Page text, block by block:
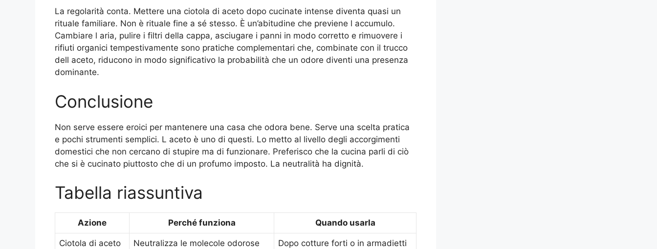
La regolarità conta. Mettere una ciotola di aceto dopo cucinate intense diventa quasi un
rituale familiare. Non è rituale fine a sé stesso. È un’abitudine che previene l accumulo.
Cambiare l aria, pulire i filtri della cappa, asciugare i panni in modo corretto e rimuovere i
rifiuti organici tempestivamente sono pratiche complementari che, combinate con il trucco
dell aceto, riducono in modo significativo la probabilità che un odore diventi una presenza
dominante.
Conclusione
Non serve essere eroici per mantenere una casa che odora bene. Serve una scelta pratica
e pochi strumenti semplici. L aceto è uno di questi. Lo metto al livello degli accorgimenti
domestici che non cercano di stupire ma di funzionare. Preferisco che la cucina parli di ciò
che si è cucinato piuttosto che di un profumo imposto. La neutralità ha dignità.
Tabella riassuntiva
Azione Perché funziona Quando usarla
Ciotola di aceto Neutralizza le molecole odorose Dopo cotture forti o in armadietti